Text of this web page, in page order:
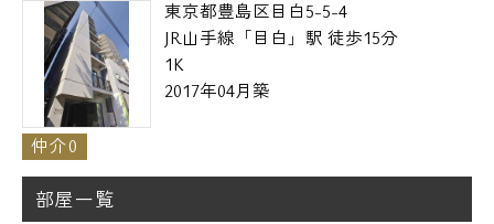
東京都豊島区目白5-5-4
JR山手線「目白」駅 徒歩15分
1K
2017年04月築
仲介0
部屋一覧